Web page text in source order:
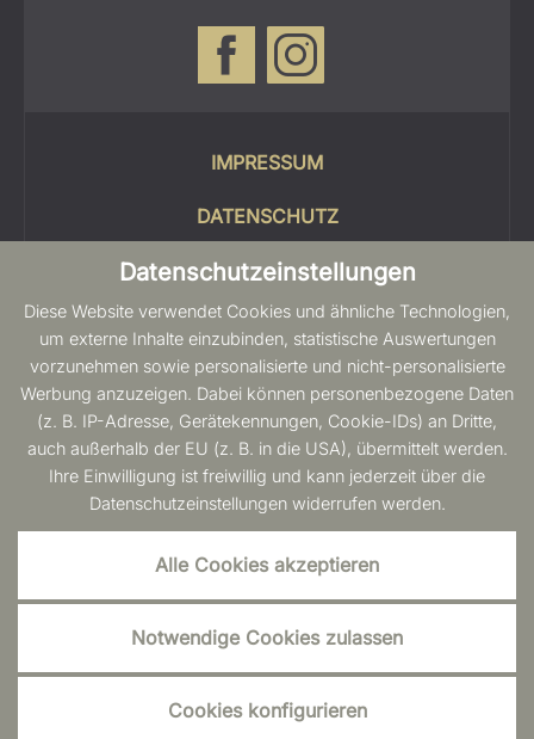
Datenschutzeinstellungen
Diese Website verwendet Cookies und ähnliche Technologien,
um externe Inhalte einzubinden, statistische Auswertungen
vorzunehmen sowie personalisierte und nicht-personalisierte
Werbung anzuzeigen. Dabei können personenbezogene Daten
(z. B. IP-Adresse, Gerätekennungen, Cookie-IDs) an Dritte,
auch außerhalb der EU (z. B. in die USA), übermittelt werden.
Ihre Einwilligung ist freiwillig und kann jederzeit über die
Datenschutzeinstellungen widerrufen werden.
Alle Cookies akzeptieren
Notwendige Cookies zulassen
Cookies konfigurieren
IMPRESSUM
DATENSCHUTZ
COOKIES
SITEMAP
BARRIEREFREIHEIT